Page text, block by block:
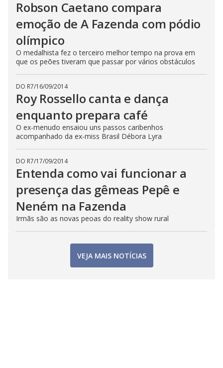
Robson Caetano compara
emoção de A Fazenda com pódio
olímpico
O medalhista fez o terceiro melhor tempo na prova em
que os peões tiveram que passar por vários obstáculos
DO R7/16/09/2014
Roy Rossello canta e dança
enquanto prepara café
O ex-menudo ensaiou uns passos caribenhos
acompanhado da ex-miss Brasil Débora Lyra
DO R7/17/09/2014
Entenda como vai funcionar a
presença das gêmeas Pepê e
Neném na Fazenda
Irmãs são as novas peoas do reality show rural
VEJA MAIS NOTÍCIAS